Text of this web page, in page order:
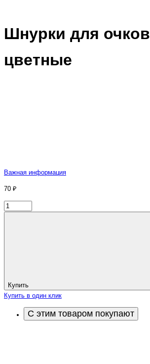
Шнурки для очков
цветные
Важная информация
70 ₽
Купить
Купить в один клик
С этим товаром покупают